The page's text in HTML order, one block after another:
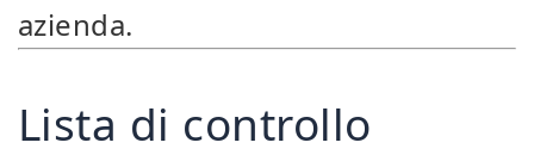
azienda.
Lista di controllo